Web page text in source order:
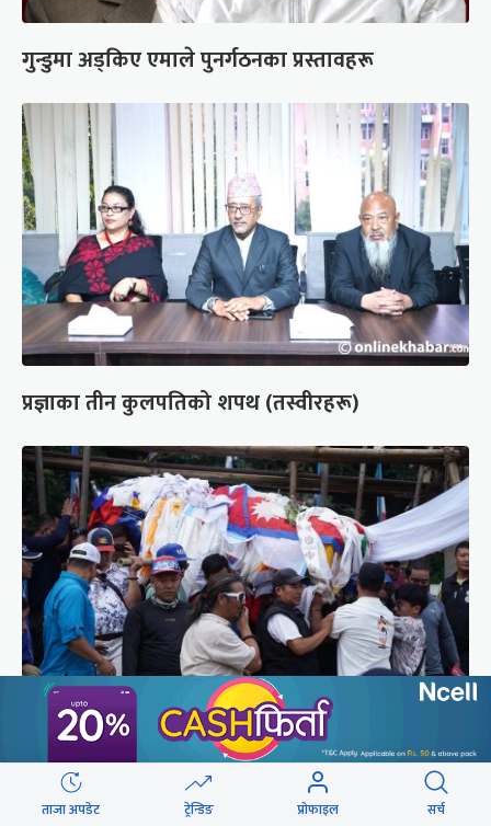
गुन्डुमा अड्किए एमाले पुनर्गठनका प्रस्तावहरू
प्रज्ञाका तीन कुलपतिको शपथ (तस्वीरहरू)
पर्वतारोही पुरबहादुर गुरुङको अन्त्येष्टि (तस्वीरहरू)
ताजा अपडेट ट्रेन्डिङ प्रोफाइल सर्च